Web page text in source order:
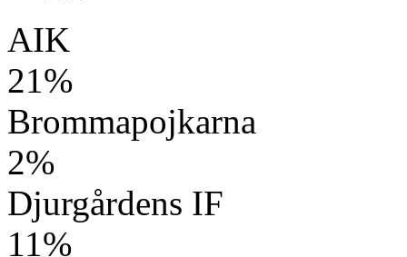
AIK
21%
Brommapojkarna
2%
Djurgårdens IF
11%